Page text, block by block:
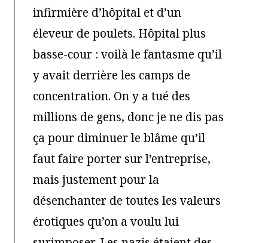
infirmière d’hôpital et d’un
éleveur de poulets. Hôpital plus
basse-cour : voilà le fantasme qu’il
y avait derrière les camps de
concentration. On y a tué des
millions de gens, donc je ne dis pas
ça pour diminuer le blâme qu’il
faut faire porter sur l’entreprise,
mais justement pour la
désenchanter de toutes les valeurs
érotiques qu’on a voulu lui